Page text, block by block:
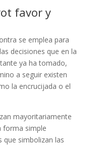
favor y
se emplea para
decisiones que en la
ya ha tomado,
a seguir existen
la encrucijada o el
mayoritariamente
forma simple
simbolizan las